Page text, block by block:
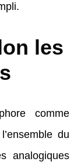
les
comme
du
analogiques